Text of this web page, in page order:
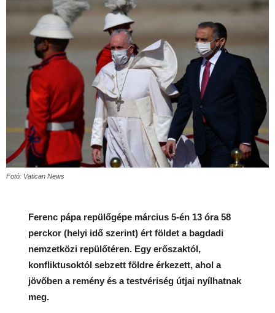
Fotó: Vatican News
Ferenc pápa repülőgépe március 5-én 13 óra 58
perckor (helyi idő szerint) ért földet a bagdadi
nemzetközi repülőtéren. Egy erőszaktól,
konfliktusoktól sebzett földre érkezett, ahol a
jövőben a remény és a testvériség útjai nyílhatnak
meg.